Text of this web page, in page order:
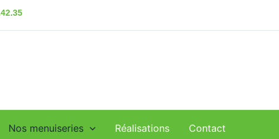
Nos menuiseries Réalisations Contact